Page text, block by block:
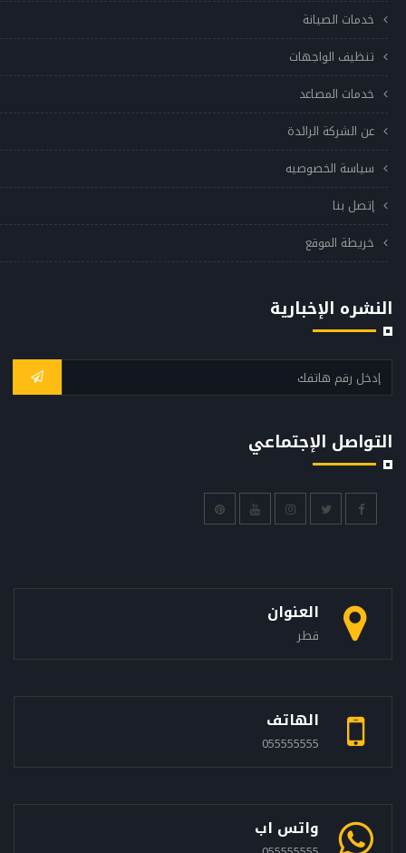
خدمات الصيانة
تنظيف الواجهات
خدمات المصاعد
عن الشركة الرائدة
سياسة الخصوصيه
إتصل بنا
خريطة الموقع
النشره الإخبارية
التواصل الإجتماعي
العنوان
قطر
الهاتف
055555555
واتس اب